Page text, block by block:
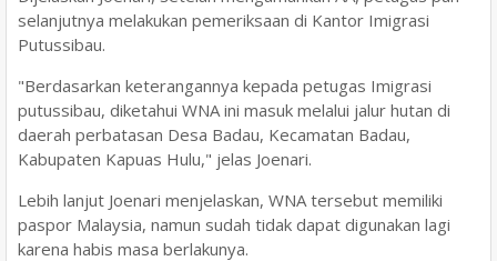
selanjutnya melakukan pemeriksaan di Kantor Imigrasi
Putussibau.
"Berdasarkan keterangannya kepada petugas Imigrasi
putussibau, diketahui WNA ini masuk melalui jalur hutan di
daerah perbatasan Desa Badau, Kecamatan Badau,
Kabupaten Kapuas Hulu," jelas Joenari.
Lebih lanjut Joenari menjelaskan, WNA tersebut memiliki
paspor Malaysia, namun sudah tidak dapat digunakan lagi
karena habis masa berlakunya.